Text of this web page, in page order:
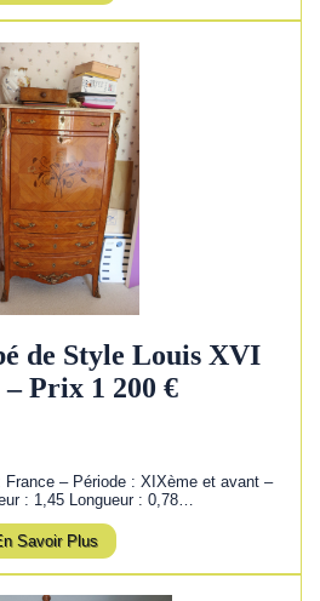
de Style Louis XVI
Prix 1 200 €
France – Période : XIXème et avant –
: 1,45 Longueur : 0,78…
Savoir Plus